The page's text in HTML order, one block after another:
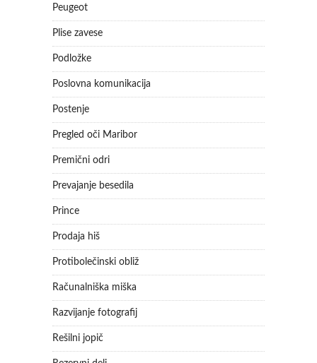
Peugeot
Plise zavese
Podložke
Poslovna komunikacija
Postenje
Pregled oči Maribor
Premični odri
Prevajanje besedila
Prince
Prodaja hiš
Protibolečinski obliž
Računalniška miška
Razvijanje fotografij
Rešilni jopič